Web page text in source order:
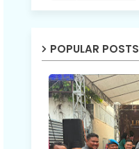
POPULAR POSTS